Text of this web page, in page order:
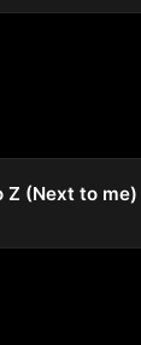
Z (Next to